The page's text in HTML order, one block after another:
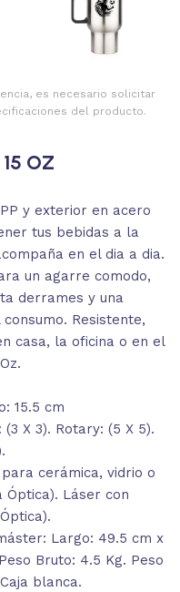
es necesario solicitar
del producto.
OZ
y exterior en acero
tus bebidas a la
en el dia a dia.
un agarre comodo,
derrames y una
Resistente,
casa, la oficina o en el
15.5 cm
X 3). Rotary: (5 X 5).
cerámica, vidrio o
Láser con
Largo: 49.5 cm x
Bruto: 4.5 Kg. Peso
blanca.